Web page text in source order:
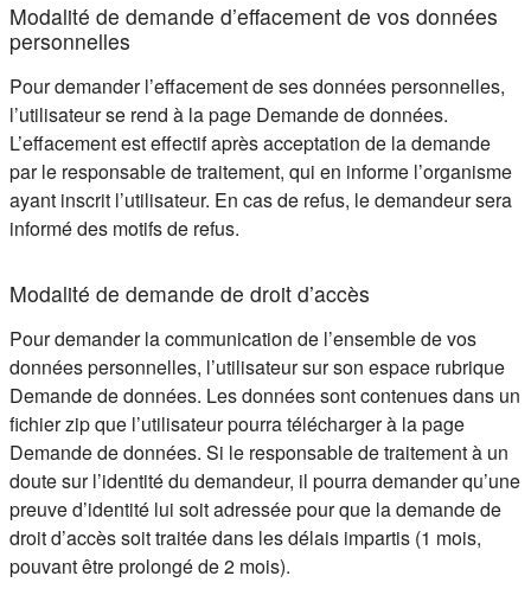
Modalité de demande d’effacement de vos données
personnelles
Pour demander l’effacement de ses données personnelles,
l’utilisateur se rend à la page Demande de données.
L’effacement est effectif après acceptation de la demande
par le responsable de traitement, qui en informe l’organisme
ayant inscrit l’utilisateur. En cas de refus, le demandeur sera
informé des motifs de refus.
Modalité de demande de droit d’accès
Pour demander la communication de l’ensemble de vos
données personnelles, l’utilisateur sur son espace rubrique
Demande de données. Les données sont contenues dans un
fichier zip que l’utilisateur pourra télécharger à la page
Demande de données. Si le responsable de traitement à un
doute sur l’identité du demandeur, il pourra demander qu’une
preuve d’identité lui soit adressée pour que la demande de
droit d’accès soit traitée dans les délais impartis (1 mois,
pouvant être prolongé de 2 mois).